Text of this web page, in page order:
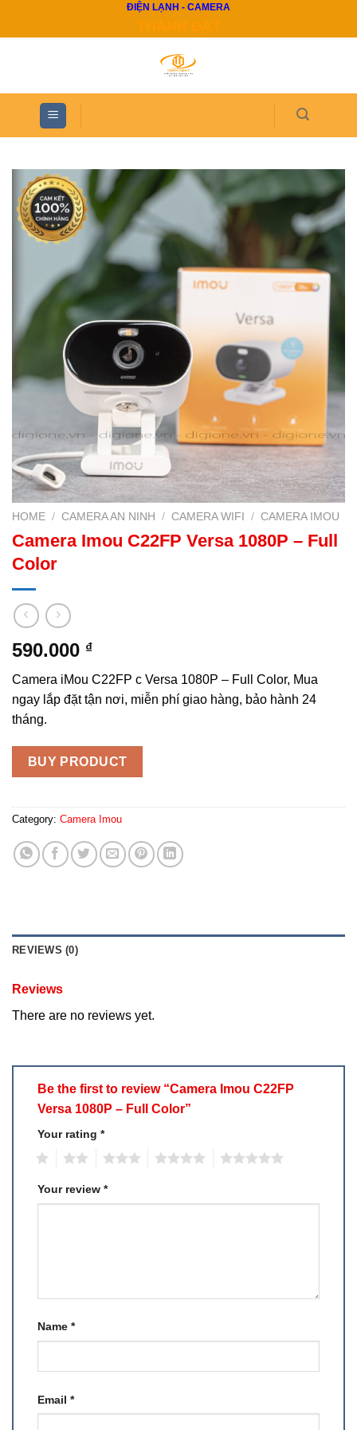
ĐIỆN LẠNH - CAMERA
HOME / CAMERA AN NINH / CAMERA WIFI / CAMERA IMOU
Camera Imou C22FP Versa 1080P – Full
Color
590.000 ₫
Camera iMou C22FP c Versa 1080P – Full Color, Mua
ngay lắp đặt tận nơi, miễn phí giao hàng, bảo hành 24
tháng.
BUY PRODUCT
Category: Camera Imou
REVIEWS (0)
Reviews
There are no reviews yet.
Be the first to review “Camera Imou C22FP
Versa 1080P – Full Color”
Your rating *
Your review *
Name *
Email *